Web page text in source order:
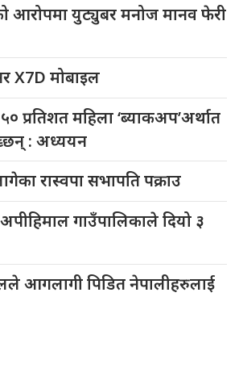
आरोपमा युट्युबर मनोज मानव फेरी
X7D मोबाइल
प्रतिशत महिला ‘ब्याकअप’अर्थात
: अध्ययन
रास्वपा सभापति पक्राउ
गाउँपालिकाले दियो ३
आगलागी पिडित नेपालीहरुलाई